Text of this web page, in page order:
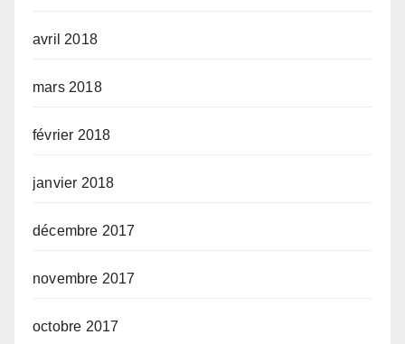
avril 2018
mars 2018
février 2018
janvier 2018
décembre 2017
novembre 2017
octobre 2017